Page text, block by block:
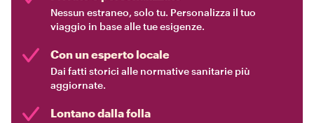
Nessun estraneo, solo tu. Personalizza il tuo
viaggio in base alle tue esigenze.
Con un esperto locale
Dai fatti storici alle normative sanitarie più
aggiornate.
Lontano dalla folla